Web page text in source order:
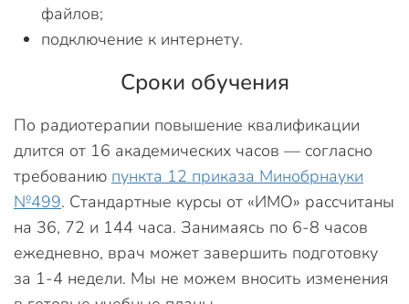
файлов;
подключение к интернету.
Сроки обучения
По радиотерапии повышение квалификации
длится от 16 академических часов — согласно
требованию пункта 12 приказа Минобрнауки
№499. Стандартные курсы от «ИМО» рассчитаны
на 36, 72 и 144 часа. Занимаясь по 6-8 часов
ежедневно, врач может завершить подготовку
за 1-4 недели. Мы не можем вносить изменения